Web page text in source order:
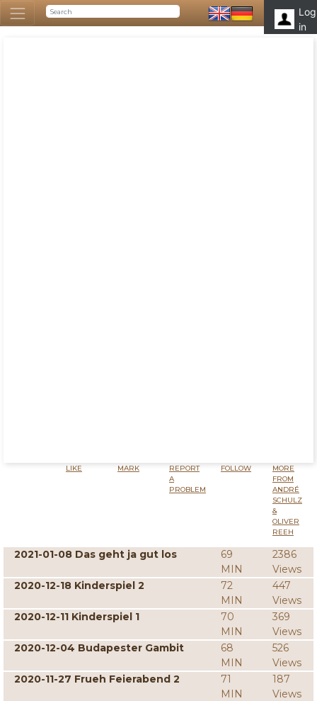
Log
in
LIKE MARK
REPORT
A
PROBLEM
FOLLOW
MORE
FROM
ANDRÉ
SCHULZ
&
OLIVER
REEH
2021-01-08 Das geht ja gut los
69
MIN
2386
Views
2020-12-18 Kinderspiel 2
72
MIN
447
Views
2020-12-11 Kinderspiel 1
70
MIN
369
Views
2020-12-04 Budapester Gambit
68
MIN
526
Views
2020-11-27 Frueh Feierabend 2
71
MIN
187
Views